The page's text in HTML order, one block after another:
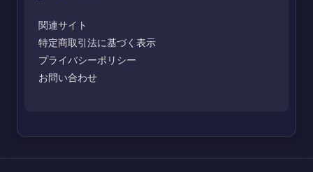
関連サイト
特定商取引法に基づく表示
プライバシーポリシー
お問い合わせ